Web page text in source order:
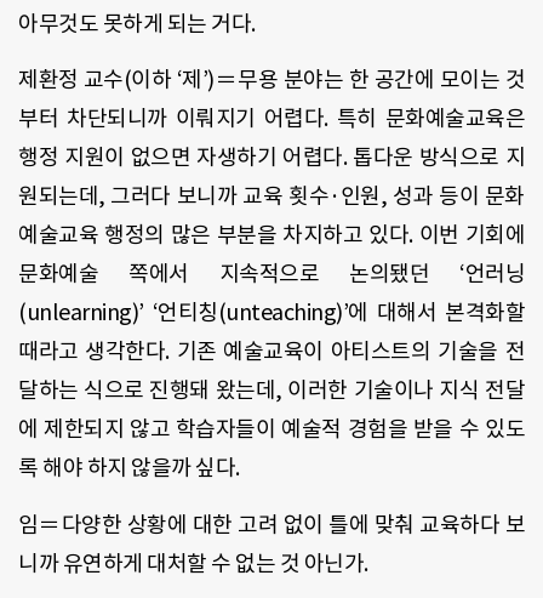
아무것도 못하게 되는 거다.
제환정 교수(이하 ‘제’)＝무용 분야는 한 공간에 모이는 것
부터 차단되니까 이뤄지기 어렵다. 특히 문화예술교육은
행정 지원이 없으면 자생하기 어렵다. 톱다운 방식으로 지
원되는데, 그러다 보니까 교육 횟수·인원, 성과 등이 문화
예술교육 행정의 많은 부분을 차지하고 있다. 이번 기회에
문화예술 쪽에서 지속적으로 논의됐던 ‘언러닝
(unlearning)’ ‘언티칭(unteaching)’에 대해서 본격화할
때라고 생각한다. 기존 예술교육이 아티스트의 기술을 전
달하는 식으로 진행돼 왔는데, 이러한 기술이나 지식 전달
에 제한되지 않고 학습자들이 예술적 경험을 받을 수 있도
록 해야 하지 않을까 싶다.
임＝다양한 상황에 대한 고려 없이 틀에 맞춰 교육하다 보
니까 유연하게 대처할 수 없는 것 아닌가.